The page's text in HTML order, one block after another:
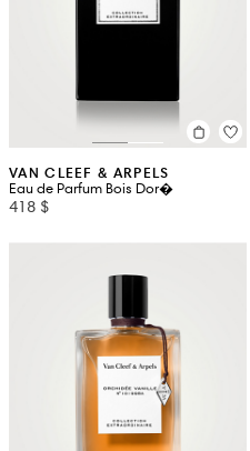
VAN CLEEF & ARPELS
Eau de Parfum Bois Dor�
418 $